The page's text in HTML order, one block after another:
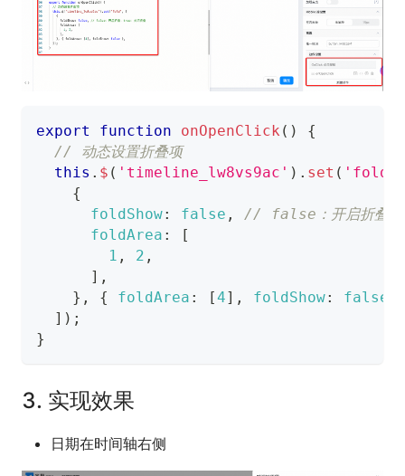
export function onOpenClick ( )
{
// 动态设置折叠项
this . $ ( 'timeline_lw8vs9ac' ) . set ( 'fold'
{
foldShow: false ,
// false：开启折叠；
foldArea :
[
1 , 2 ,
] ,
} , { foldArea : [4] , foldShow: false
] ) ;
}
3. 实现效果
日期在时间轴右侧